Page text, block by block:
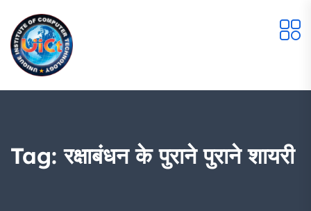
Tag:रक्षाबंधन के पुराने पुराने शायरी